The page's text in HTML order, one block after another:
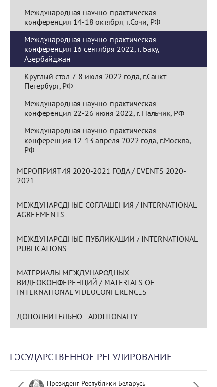
Международная научно-практическая
конференция 14-18 октября, г.Сочи, РФ
Международная научно-практическая
конференция 16 сентября 2022, г. Баку,
Азербайджан
Круглый стол 7-8 июля 2022 года, г.Санкт-
Петербург, РФ
Международная научно-практическая
конференция 22-26 июня 2022, г. Нальчик, РФ
Международная научно-практическая
конференция 12-13 апреля 2022 года, г.Москва,
РФ
МЕРОПРИЯТИЯ 2020-2021 ГОДА / EVENTS 2020-
2021
МЕЖДУНАРОДНЫЕ СОГЛАШЕНИЯ / INTERNATIONAL
AGREEMENTS
МЕЖДУНАРОДНЫЕ ПУБЛИКАЦИИ / INTERNATIONAL
PUBLICATIONS
МАТЕРИАЛЫ МЕЖДУНАРОДНЫХ
ВИДЕОКОНФЕРЕНЦИЙ / MATERIALS OF
INTERNATIONAL VIDEOCONFERENCES
ДОПОЛНИТЕЛЬНО - ADDITIONALLY
ГОСУДАРСТВЕННОЕ РЕГУЛИРОВАНИЕ
Президент Республики Беларусь